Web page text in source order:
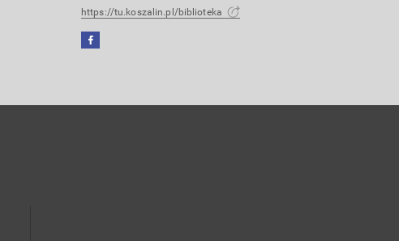
https://tu.koszalin.pl/biblioteka
Facebook
open